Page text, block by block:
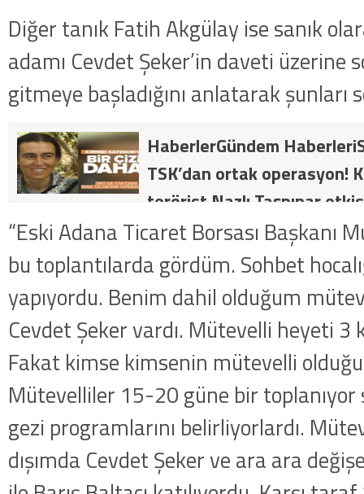
Diğer tanık Fatih Akgülay ise sanık
adamı Cevdet Şeker’in daveti üzerine
gitmeye başladığını anlatarak şunları
HaberlerGündem
TSK’dan ortak operasyon!
terörist Nazlı Taşpınar
dakika: MİT ve TSK’dan
kategorideki terörist Nazlı
getirildi .
“Eski Adana Ticaret Borsası Başkanı
bu toplantılarda gördüm. Sohbet
yapıyordu. Benim dahil olduğum
Cevdet Şeker vardı. Mütevelli heyeti 3
Fakat kimse kimsenin mütevelli
Mütevelliler 15-20 güne bir toplanıyor
gezi programlarını belirliyorlardı.
dışımda Cevdet Şeker ve ara ara